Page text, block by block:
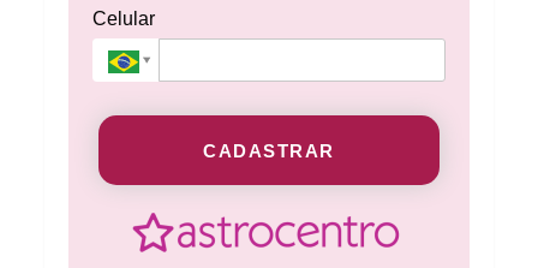
Celular
CADASTRAR